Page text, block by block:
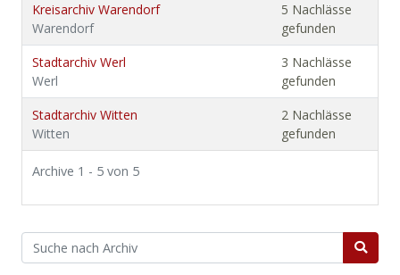
Kreisarchiv Warendorf
Warendorf
5 Nachlässe
gefunden
Stadtarchiv Werl
Werl
3 Nachlässe
gefunden
Stadtarchiv Witten
Witten
2 Nachlässe
gefunden
Archive 1 - 5 von 5